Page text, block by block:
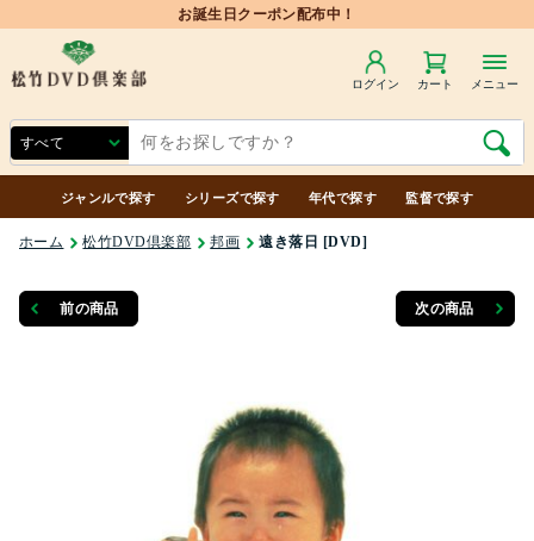
お誕生日クーポン配布中！
ログイン カート メニュー
ジャンルで探す シリーズで探す 年代で探す 監督で探す
ホーム 松竹DVD倶楽部 邦画 遠き落日 [DVD]
前の商品 次の商品